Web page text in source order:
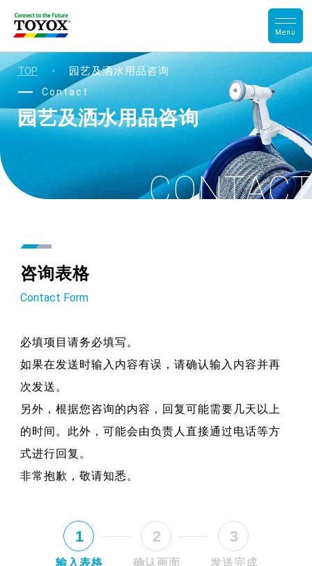
TOP ・ 园艺及洒水用品咨询
Contact
园艺及洒水用品咨询
咨询表格
Contact Form
必填项目请务必填写。
如果在发送时输入内容有误，请确认输入内容并再
次发送。
另外，根据您咨询的内容，回复可能需要几天以上
的时间。此外，可能会由负责人直接通过电话等方
式进行回复。
非常抱歉，敬请知悉。
1 2 3